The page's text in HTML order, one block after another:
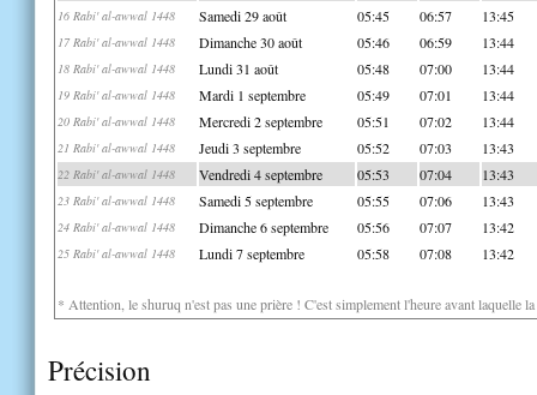
16 Rabi' al-awwal 1448 Samedi 29 août 05:45 06:57 13:45
17 Rabi' al-awwal 1448 Dimanche 30 août 05:46 06:59 13:44
18 Rabi' al-awwal 1448 Lundi 31 août 05:48 07:00 13:44
19 Rabi' al-awwal 1448 Mardi 1 septembre 05:49 07:01 13:44
20 Rabi' al-awwal 1448 Mercredi 2 septembre 05:51 07:02 13:44
21 Rabi' al-awwal 1448 Jeudi 3 septembre 05:52 07:03 13:43
22 Rabi' al-awwal 1448 Vendredi 4 septembre 05:53 07:04 13:43
23 Rabi' al-awwal 1448 Samedi 5 septembre 05:55 07:06 13:43
24 Rabi' al-awwal 1448 Dimanche 6 septembre 05:56 07:07 13:42
25 Rabi' al-awwal 1448 Lundi 7 septembre 05:58 07:08 13:42
* Attention, le shuruq n'est pas une prière ! C'est simplement l'heure avant laquelle
Précision